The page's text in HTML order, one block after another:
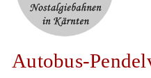
Autobus-